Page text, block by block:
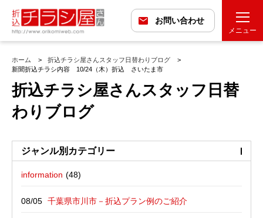
お問い合わせ
メニュー
ホーム
折込チラシ屋さんスタッフ日替わりブログ
新聞折込チラシ内容 10/24（木）折込 さいたま市
折込チラシ屋さんスタッフ日替
わりブログ
ジャンル別カテゴリー
information
折込広告配布プラン
最近の投稿
千葉県市川市－折込プラン例のご紹介
バックナンバー